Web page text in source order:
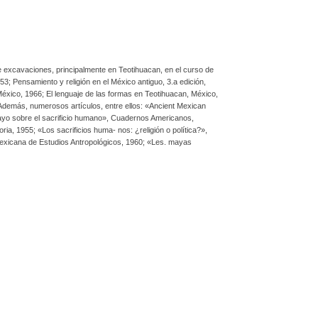
principalmente en Teotihuacan, en el curso de
Pensamiento y religión en el México antiguo, 3.a edición,
1966; El lenguaje de las formas en Teotihuacan, México,
numerosos artículos, entre ellos: «Ancient Mexican
sobre el sacrificio humano», Cuadernos Americanos,
1955; «Los sacrificios huma- nos: ¿religión o política?»,
de Estudios Antropológicos, 1960; «Les. mayas